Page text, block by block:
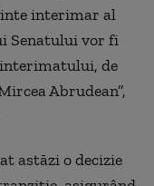
interimar al
Senatului vor fi
de
Abrudean”,
astăzi o decizie